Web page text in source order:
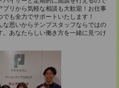
リから気軽な相談も大歓迎！お仕事
も全力でサポートいたします！
思いからテンプスタッフならではの
あなたらしい働き方を一緒に見つけ